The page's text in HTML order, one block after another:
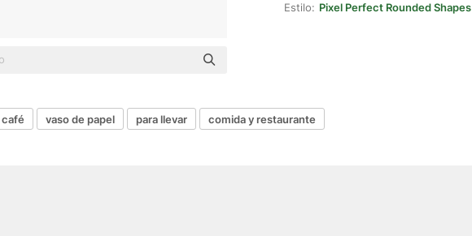
Estilo: Pixel Perfect Rounded Shapes
café vaso de papel para llevar comida y restaurante